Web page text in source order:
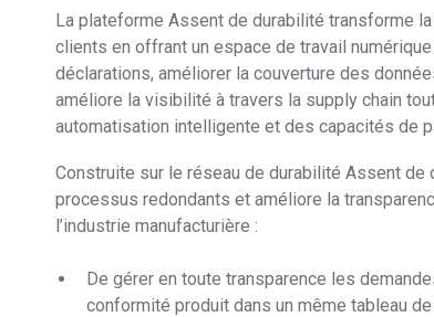
La plateforme Assent de durabilité transforme
clients en offrant un espace de travail
déclarations, améliorer la couverture des
améliore la visibilité à travers la supply chain
automatisation intelligente et des capacités de
Construite sur le réseau de durabilité Assent
processus redondants et améliore la
l’industrie manufacturière :
De gérer en toute transparence les
conformité produit dans un même tableau